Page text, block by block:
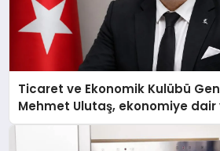
Ticaret ve Ekonomik Kulübü
Mehmet Ulutaş, ekonomiye dair
açıklamada şunları kaydetti: